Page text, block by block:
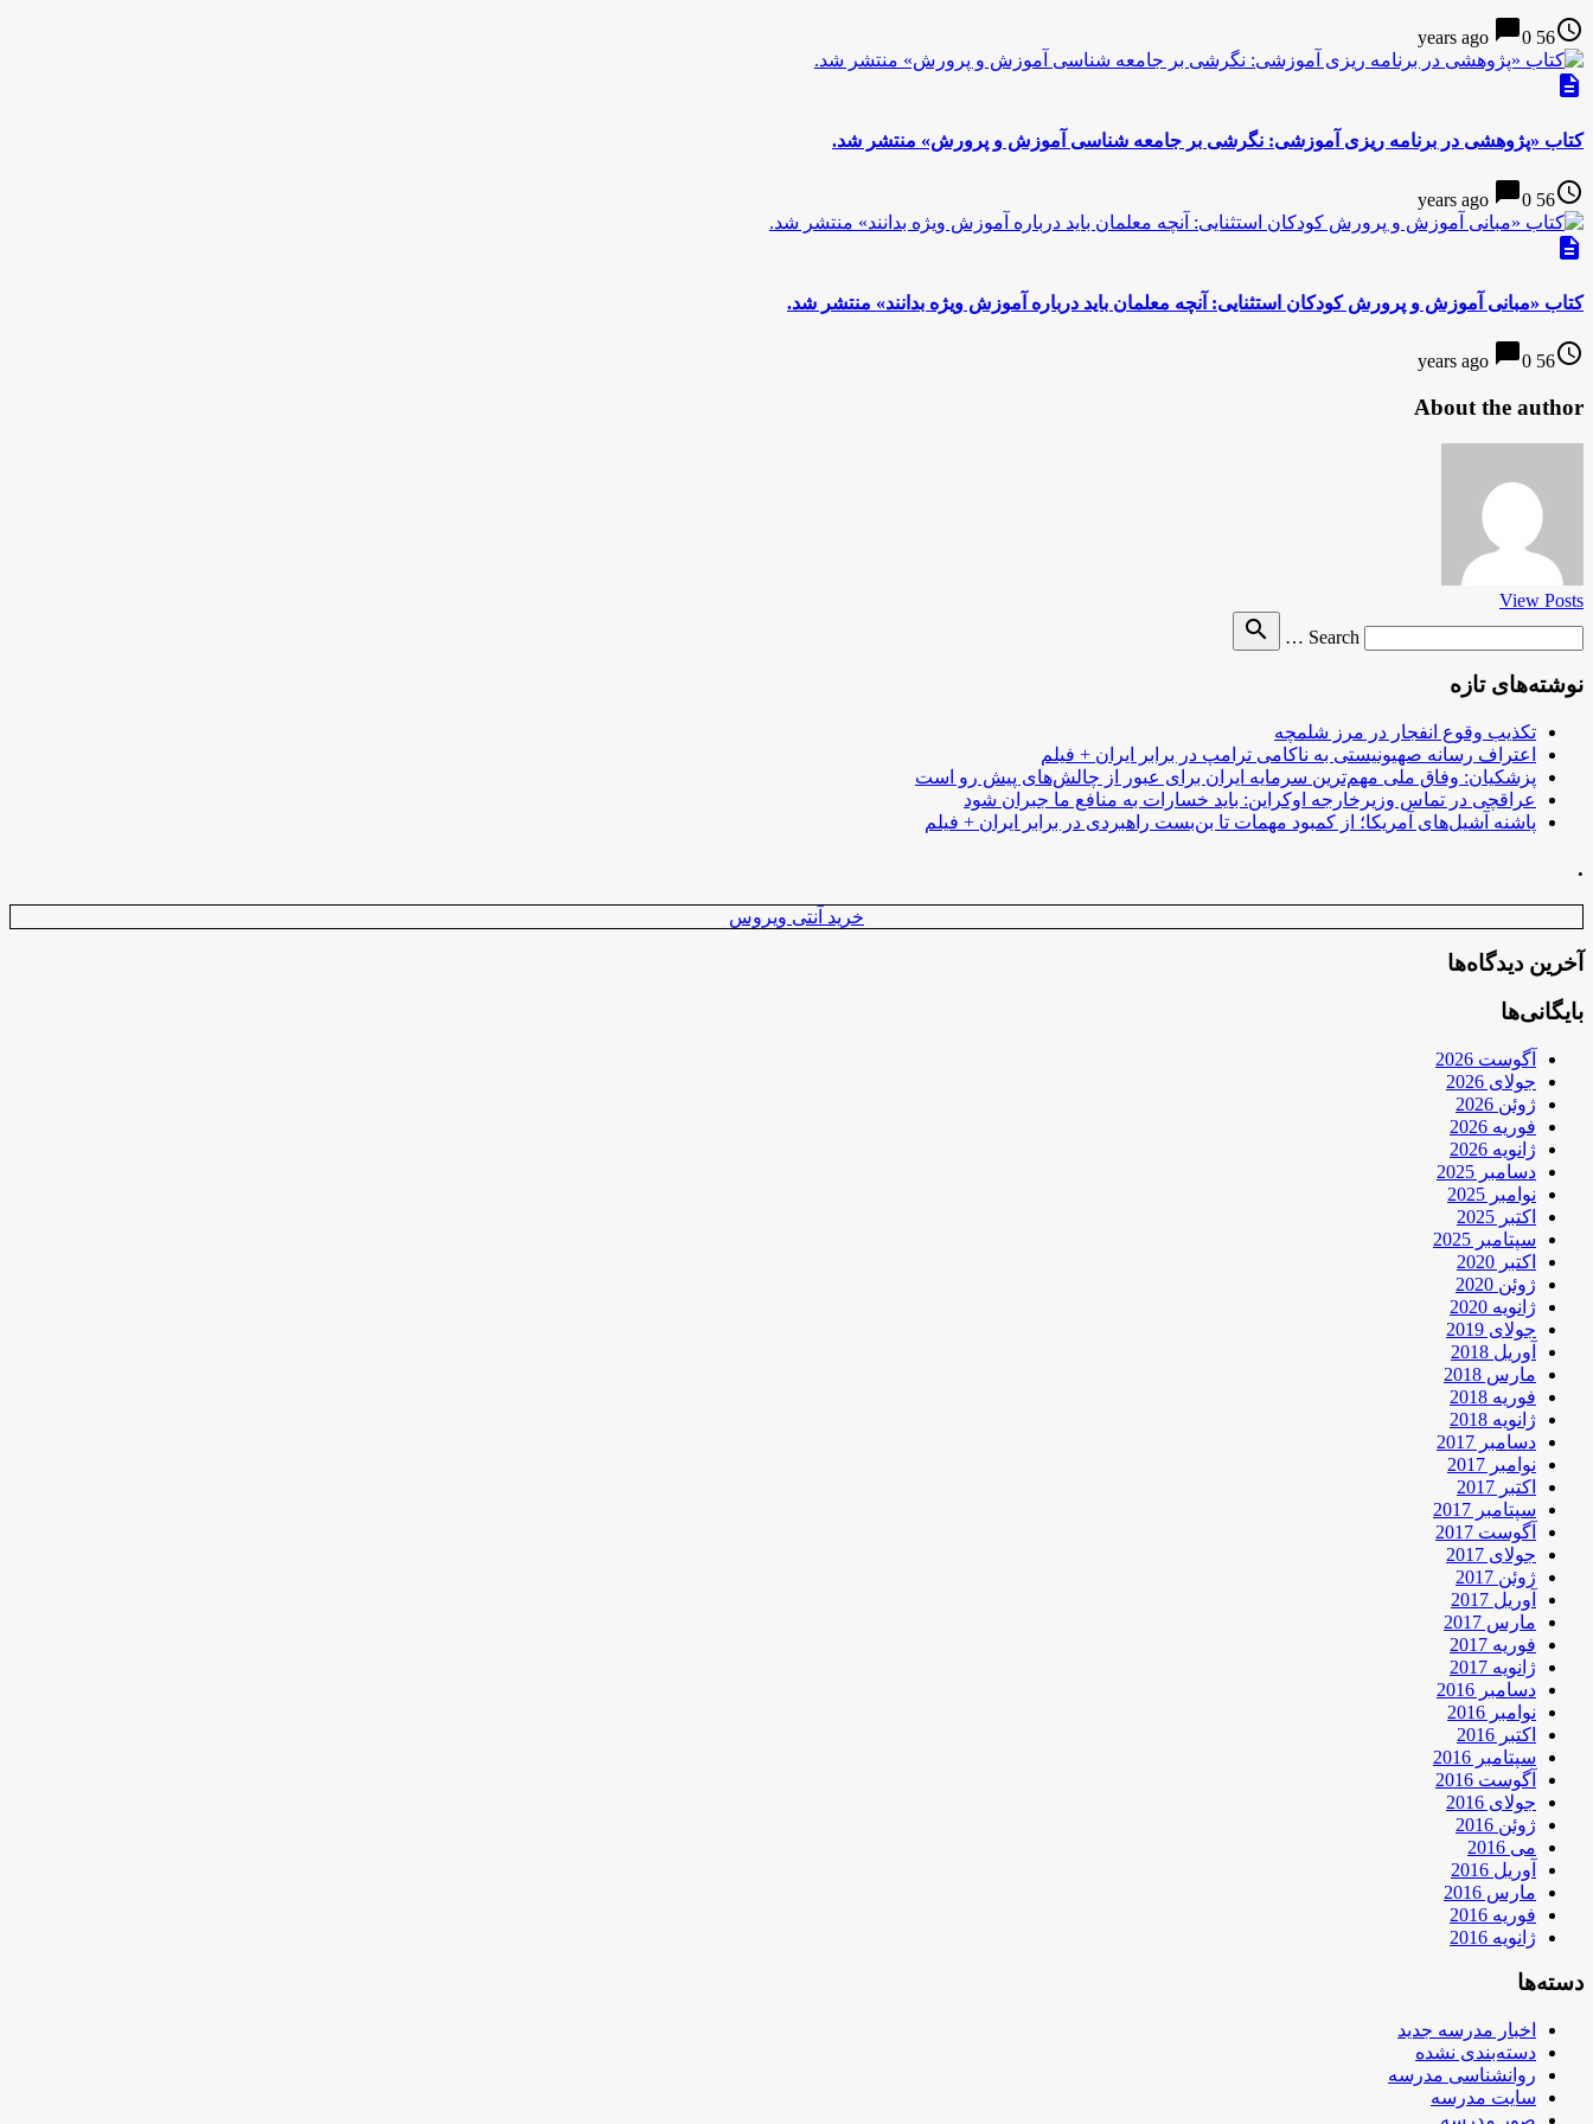
access_time
56 years ago
chat_bubble0
description
کتاب «پژوهشی در برنامه ریزی آموزشی: نگرشی بر جامعه شناسی آموزش و پرورش» منتشر شد.
access_time
56 years ago
chat_bubble0
description
کتاب «مبانی آموزش و پرورش کودکان استثنایی: آنچه معلمان باید درباره آموزش ویژه بدانند» منتشر شد.
access_time
56 years ago
chat_bubble0
About the author
View Posts
Search …
search
نوشته‌های تازه
تکذیب وقوع انفجار در مرز شلمچه
اعتراف رسانه صهیونیستی به ناکامی ترامپ در برابر ایران + فیلم
پزشکیان: وفاق ملی مهم‌ترین سرمایه ایران برای عبور از چالش‌های پیش رو است
عراقچی در تماس وزیرخارجه اوکراین: باید خسارات به منافع ما جبران شود
پاشنه آشیل‌های آمریکا؛ از کمبود مهمات تا بن‌بست راهبردی در برابر ایران + فیلم
.
خرید آنتی ویروس
آخرین دیدگاه‌ها
بایگانی‌ها
آگوست 2026
جولای 2026
ژوئن 2026
فوریه 2026
ژانویه 2026
دسامبر 2025
نوامبر 2025
اکتبر 2025
سپتامبر 2025
اکتبر 2020
ژوئن 2020
ژانویه 2020
جولای 2019
آوریل 2018
مارس 2018
فوریه 2018
ژانویه 2018
دسامبر 2017
نوامبر 2017
اکتبر 2017
سپتامبر 2017
آگوست 2017
جولای 2017
ژوئن 2017
آوریل 2017
مارس 2017
فوریه 2017
ژانویه 2017
دسامبر 2016
نوامبر 2016
اکتبر 2016
سپتامبر 2016
آگوست 2016
جولای 2016
ژوئن 2016
می 2016
آوریل 2016
مارس 2016
فوریه 2016
ژانویه 2016
دسته‌ها
اخبار مدرسه جدید
دسته‌بندی نشده
روانشناسی مدرسه
سایت مدرسه
صور مدرسه